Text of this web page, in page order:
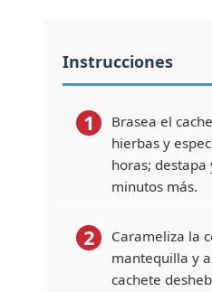
Instrucciones
1
Brasea el
hierbas y
horas; destapa
minutos más.
2
Carameliza la
mantequilla y
cachete